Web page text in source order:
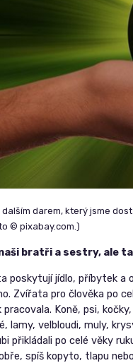
darem, který jsme
© pixabay.com.)
bratři a sestry, ale
poskytují jídlo, příbytek a
Zvířata pro člověka po
pracovala. Koně, psi,
lamy, velbloudi, muly,
přikládali po celé věky
spíš kopyto, tlapu